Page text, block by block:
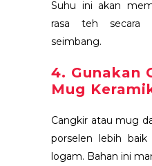
Suhu ini akan
rasa teh secara
seimbang.
4. Gunakan
Mug
Cangkir atau mug
porselen lebih baik
logam. Bahan ini